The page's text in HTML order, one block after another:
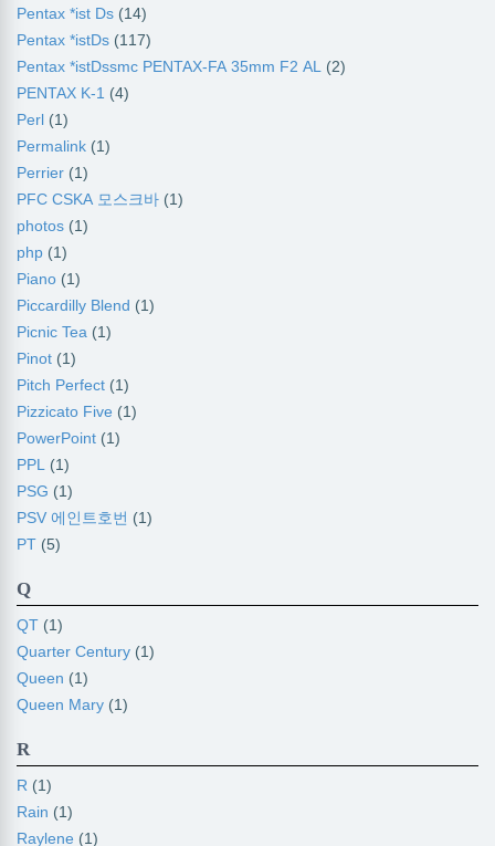
Pentax *ist Ds (14)
Pentax *istDs (117)
Pentax *istDssmc PENTAX-FA 35mm F2 AL (2)
PENTAX K-1 (4)
Perl (1)
Permalink (1)
Perrier (1)
PFC CSKA 모스크바 (1)
photos (1)
php (1)
Piano (1)
Piccardilly Blend (1)
Picnic Tea (1)
Pinot (1)
Pitch Perfect (1)
Pizzicato Five (1)
PowerPoint (1)
PPL (1)
PSG (1)
PSV 에인트호번 (1)
PT (5)
Q
QT (1)
Quarter Century (1)
Queen (1)
Queen Mary (1)
R
R (1)
Rain (1)
Raylene (1)